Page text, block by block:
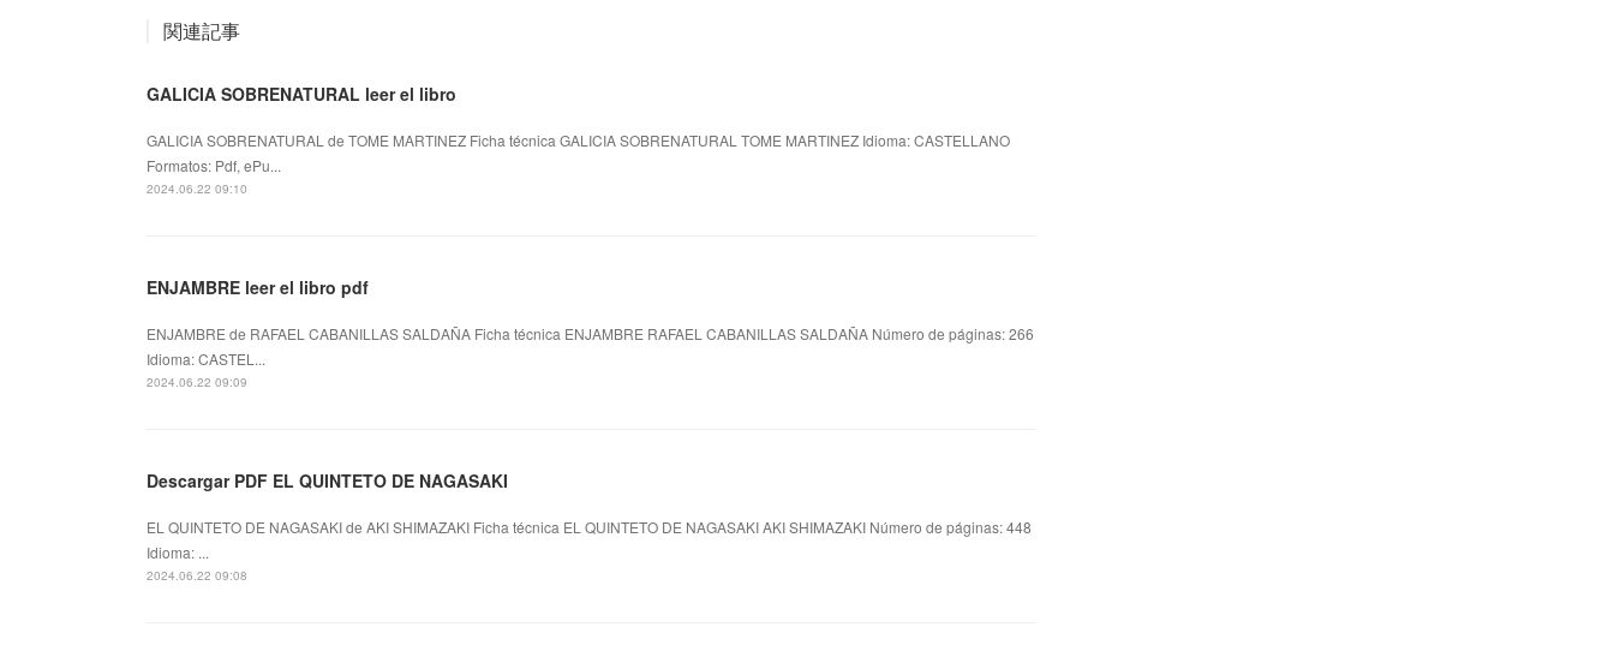
関連記事
GALICIA SOBRENATURAL leer el libro
GALICIA SOBRENATURAL de TOME MARTINEZ Ficha técnica GALICIA SOBRENATURAL TOME MARTINEZ Idioma: CASTELLANO
Formatos: Pdf, ePu...
2024.06.22 09:10
ENJAMBRE leer el libro pdf
ENJAMBRE de RAFAEL CABANILLAS SALDAÑA Ficha técnica ENJAMBRE RAFAEL CABANILLAS SALDAÑA Número de páginas: 266
Idioma: CASTEL...
2024.06.22 09:09
Descargar PDF EL QUINTETO DE NAGASAKI
EL QUINTETO DE NAGASAKI de AKI SHIMAZAKI Ficha técnica EL QUINTETO DE NAGASAKI AKI SHIMAZAKI Número de páginas: 448
Idioma: ...
2024.06.22 09:08